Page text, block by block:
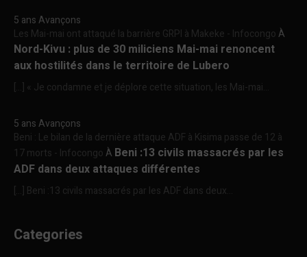
5 ans Avançons
Les Mai-mai ont attaqué la barrière GRPI à Makeke - InfocongoÀ
Nord-Kivu : plus de 30 miliciens Mai-mai renoncent
aux hostilités dans le territoire de Lubero
[…] « Je condamne et je déplore cette situation, les Mai-mai...
5 ans Avançons
Beni : Le bilan de la dernière attaque ADF à Kisima passe de 12 à
17 morts - InfocongoÀ Beni :13 civils massacrés par les
ADF dans deux attaques différentes
[…] Beni :13 civils massacrés par les ADF dans deux...
Categories